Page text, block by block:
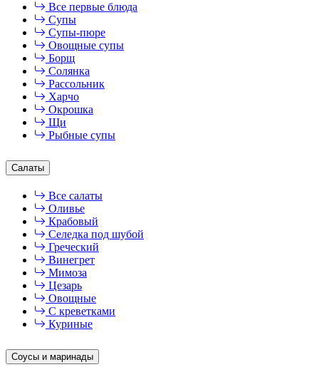
Все первые блюда
Супы
Супы-пюре
Овощные супы
Борщ
Солянка
Рассольник
Харчо
Окрошка
Щи
Рыбные супы
Салаты
Все салаты
Оливье
Крабовый
Селедка под шубой
Греческий
Винегрет
Мимоза
Цезарь
Овощные
С креветками
Куриные
Соусы и маринады